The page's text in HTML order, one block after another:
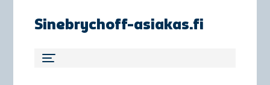
Sinebrychoff-asiakas.fi